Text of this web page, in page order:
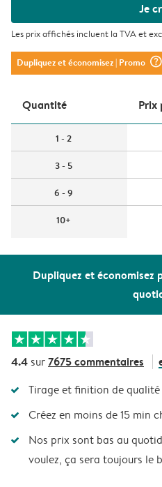
Dupliquez et économisez
Je
Les prix affichés incluent la TVA et
Dupliquez et économisez| Promo question_mark_circle
Quantité Prix
1 - 2
3 - 5
6 - 9
10+
4.4 sur7675 commentaires
Tirage et finition de qualité
Créez en moins de 15 min
Nos prix sont bas au
voulez, ça sera toujours le